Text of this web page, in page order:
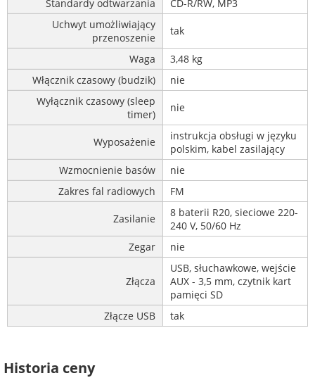
Standardy odtwarzania
CD-R/RW, MP3
Uchwyt umożliwiający
przenoszenie
tak
Waga
3,48 kg
Włącznik czasowy (budzik)
nie
Wyłącznik czasowy (sleep
timer)
nie
Wyposażenie
instrukcja obsługi w języku
polskim, kabel zasilający
Wzmocnienie basów
nie
Zakres fal radiowych
FM
Zasilanie
8 baterii R20, sieciowe 220-
240 V, 50/60 Hz
Zegar
nie
Złącza
USB, słuchawkowe, wejście
AUX - 3,5 mm, czytnik kart
pamięci SD
Złącze USB
tak
Historia ceny